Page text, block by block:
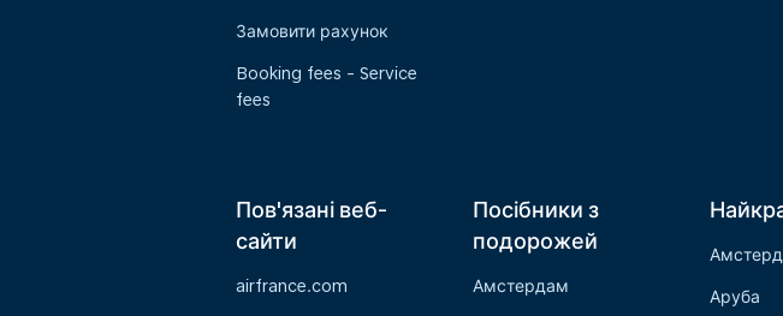
Замовити рахунок
Booking fees - Service
fees
Пов'язані веб-
сайти
airfrance.com
Посібники з
подорожей
Амстердам
Аруба